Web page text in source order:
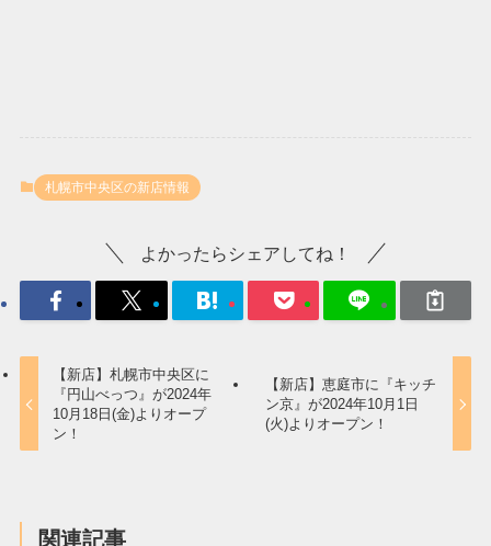
札幌市中央区の新店情報
よかったらシェアしてね！
【新店】札幌市中央区に
『円山べっつ』が2024年
10月18日(金)よりオープ
ン！
【新店】恵庭市に『キッチ
ン京』が2024年10月1日
(火)よりオープン！
関連記事